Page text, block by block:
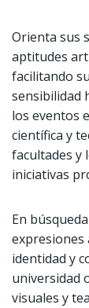
Orienta sus
aptitudes
facilitando
sensibilidad
los eventos
científica y
facultades y
iniciativas
En
expresiones
identidad y
universidad
visuales y